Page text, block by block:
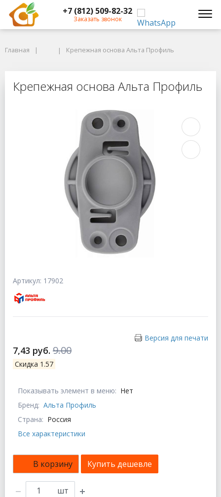
+7 (812) 509-82-32
Заказать звонок
Крепежная основа Альта Профиль
Главная Крепежная основа Альта Профиль
Крепежная основа Альта Профиль
Артикул: 17902
Версия для печати
7,43 руб. 9.00
Скидка 1.57
Показывать элемент в меню: Нет
Бренд: Альта Профиль
Страна: Россия
Все характеристики
В корзину Купить дешевле
шт